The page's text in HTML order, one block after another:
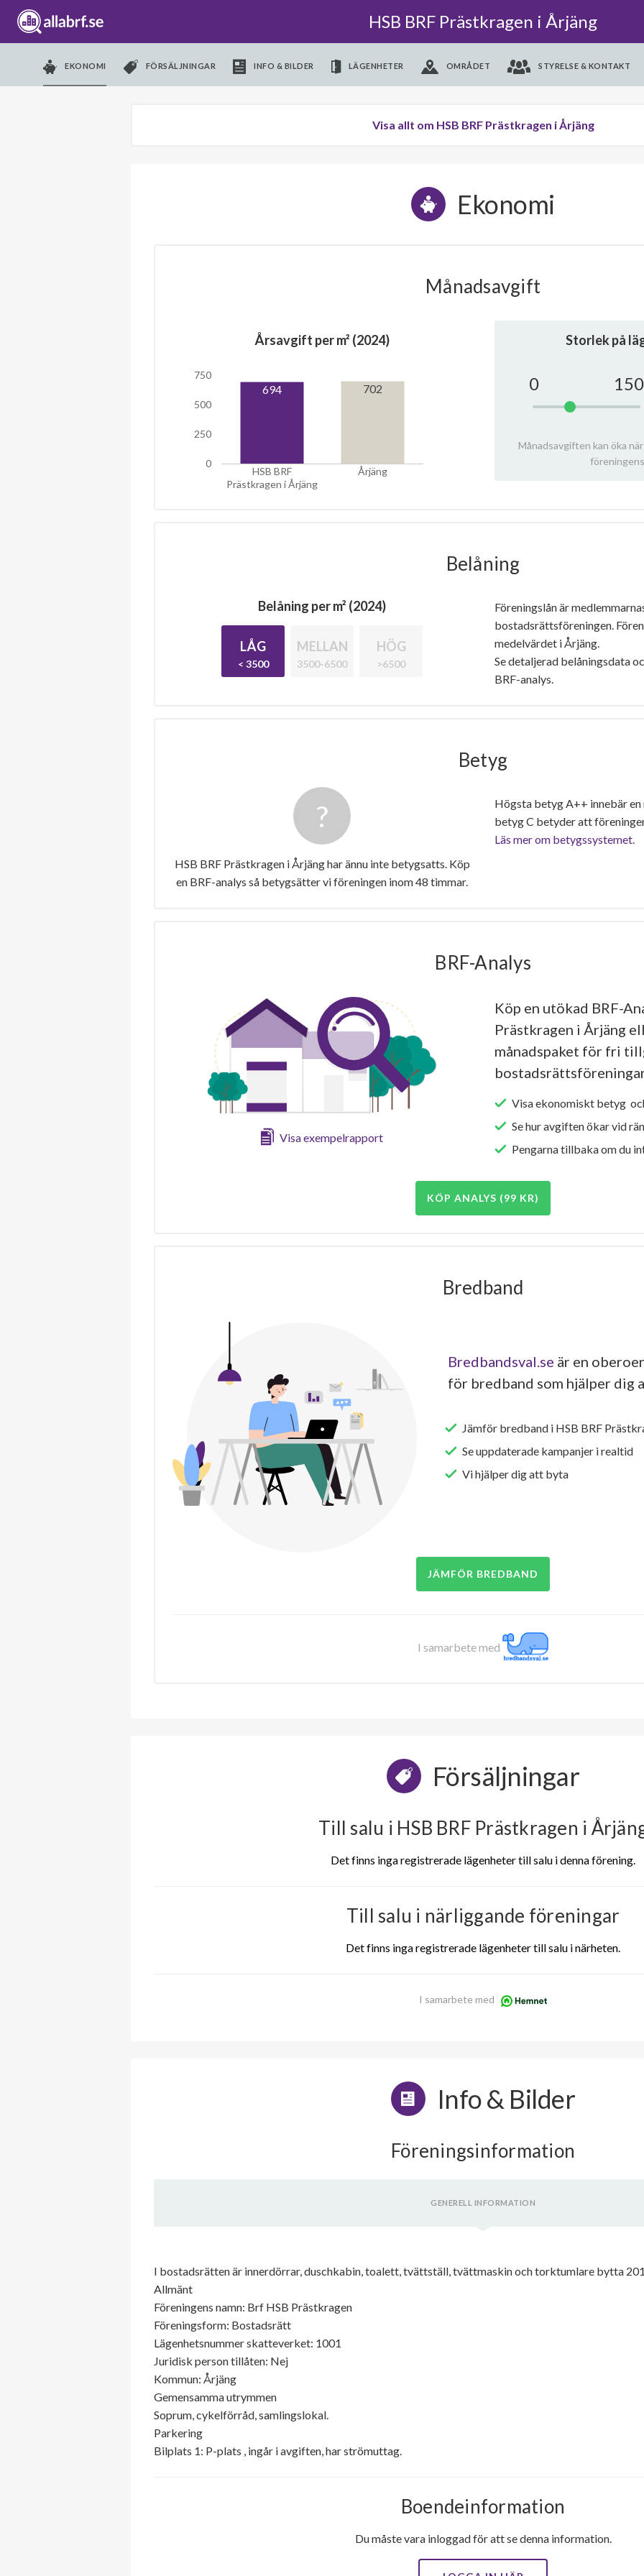
HSB BRF Prästkragen i Årjäng
EKONOMI FÖRSÄLJNINGAR INFO & BILDER LÄGENHETER OMRÅDET STYRELSE & KONTAKT
Visa allt om HSB BRF Prästkragen i Årjäng
Ekonomi
Månadsavgift
Årsavgift per m² (2024)
HSB BRF
Prästkragen i Årjäng
Årjäng
0
250
500
750
694 702
Storlek på
0 150
Månadsavgiften kan öka
Belåning
Belåning per m² (2024)
LÅG
< 3500
MELLAN
3500-6500
HÖG
>6500
Föreningslån är
bostadsrättsföreningen.
medelvärdet i Årjäng.
Se detaljerad belåningsdata
BRF-analys.
Betyg
HSB BRF Prästkragen i Årjäng har ännu inte betygsatts. Köp
en BRF-analys så betygsätter vi föreningen inom 48 timmar.
Högsta betyg A++ innebär
betyg C betyder att
Läs mer om betygssystemet.
BRF-Analys
Visa exempelrapport
Köp en utökad BRF-
Prästkragen i Årjäng
månadspaket för fri
Visa ekonomiskt betyg
Se hur avgiften ökar vid
Pengarna tillbaka om du
KÖP ANALYS (99 KR)
Bredband
Bredbandsval.se är en
för bredband som hjälper dig
Jämför bredband i HSB BRF
Se uppdaterade kampanjer i realtid
Vi hjälper dig att byta
JÄMFÖR BREDBAND
I samarbete med
Försäljningar
Till salu i HSB BRF Prästkragen i
Det finns inga registrerade lägenheter till salu i denna förening.
Till salu i närliggande föreningar
Det finns inga registrerade lägenheter till salu i närheten.
I samarbete med
Info & Bilder
Föreningsinformation
GENERELL INFORMATION
I bostadsrätten är innerdörrar, duschkabin, toalett, tvättställ, tvättmaskin och torktumlare bytta
Allmänt
Föreningens namn: Brf HSB Prästkragen
Föreningsform: Bostadsrätt
Lägenhetsnummer skatteverket: 1001
Juridisk person tillåten: Nej
Kommun: Årjäng
Gemensamma utrymmen
Soprum, cykelförråd, samlingslokal.
Parkering
Bilplats 1: P-plats , ingår i avgiften, har strömuttag.
Boendeinformation
Du måste vara inloggad för att se denna information.